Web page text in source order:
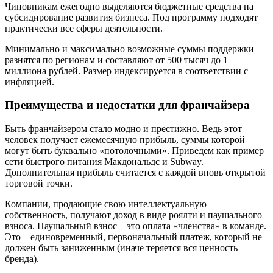
Чиновникам ежегодно выделяются бюджетные средства на
субсидирование развития бизнеса. Под программу подходят
практически все сферы деятельности.
Минимально и максимально возможные суммы поддержки
разнятся по регионам и составляют от 500 тысяч до 1
миллиона рублей. Размер индексируется в соответствии с
инфляцией.
Преимущества и недостатки для франчайзера
Быть франчайзером стало модно и престижно. Ведь этот
человек получает ежемесячную прибыль, суммы которой
могут быть буквально «потолочными». Приведем как пример
сети быстрого питания Макдональдс и Subway.
Дополнительная прибыль считается с каждой вновь открытой
торговой точки.
Компании, продающие свою интеллектуальную
собственность, получают доход в виде роялти и паушального
взноса. Паушальный взнос – это оплата «членства» в команде.
Это – единовременный, первоначальный платеж, который не
должен быть заниженным (иначе теряется вся ценность
бренда).